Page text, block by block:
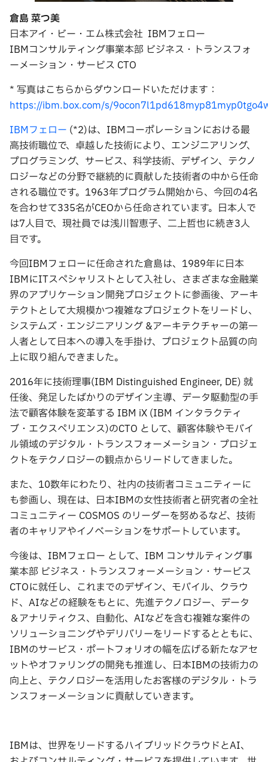
倉島 菜つ美
日本アイ・ビー・エム株式会社 IBMフェロー
IBMコンサルティング事業本部 ビジネス・トランスフォ
ーメーション・サービス CTO
* 写真はこちらからダウンロードいただけます：
https://ibm.box.com/s/
IBMフェロー (*2)は、IBMコーポレーションにおける最
高技術職位で、卓越した技術により、エンジニアリング、
プログラミング、サービス、科学技術、デザイン、テクノ
ロジーなどの分野で継続的に貢献した技術者の中から任命
される職位です。1963年プログラム開始から、今回の4名
を合わせて335名がCEOから任命されています。日本人で
は7人目で、現社員では浅川智恵子、二上哲也に続き3人
目です。
今回IBMフェローに任命された倉島は、1989年に日本
IBMにITスペシャリストとして入社し、さまざまな金融業
界のアプリケーション開発プロジェクトに参画後、アーキ
テクトとして大規模かつ複雑なプロジェクトをリードし、
システムズ・エンジニアリング &アーキテクチャーの第一
人者として日本への導入を手掛け、プロジェクト品質の向
上に取り組んできました。
2016年に技術理事(IBM Distinguished Engineer, DE) 就
任後、発足したばかりのデザイン主導、データ駆動型の手
法で顧客体験を変革する IBM iX (IBM インタラクティ
ブ・エクスペリエンス)のCTO として、顧客体験やモバイ
ル領域のデジタル・トランスフォーメーション・プロジェ
クトをテクノロジーの観点からリードしてきました。
また、10数年にわたり、社内の技術者コミュニティーに
も参画し、現在は、日本IBMの女性技術者と研究者の全社
コミュニティー COSMOS のリーダーを努めるなど、技術
者のキャリアやイノベーションをサポートしています。
今後は、IBMフェロー として、IBM コンサルティング事
業本部 ビジネス・トランスフォーメーション・サービス
CTOに就任し、これまでのデザイン、モバイル、クラウ
ド、AIなどの経験をもとに、先進テクノロジー、データ
＆アナリティクス、自動化、AIなどを含む複雑な案件の
ソリューショニングやデリバリーをリードするとともに、
IBMのサービス・ポートフォリオの幅を広げる新たなアセ
ットやオファリングの開発も推進し、日本IBMの技術力の
向上と、テクノロジーを活用したお客様のデジタル・トラ
ンスフォーメーションに貢献していきます。
IBMは、世界をリードするハイブリッドクラウドとAI、